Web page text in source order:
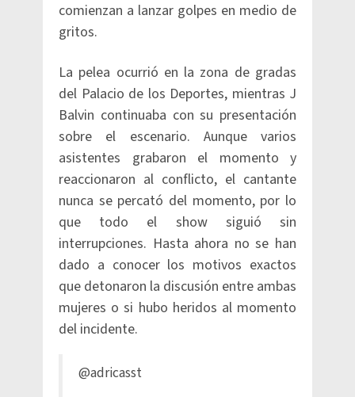
comienzan a lanzar golpes en medio de
gritos.
La pelea ocurrió en la zona de gradas
del Palacio de los Deportes, mientras J
Balvin continuaba con su presentación
sobre el escenario. Aunque varios
asistentes grabaron el momento y
reaccionaron al conflicto, el cantante
nunca se percató del momento, por lo
que todo el show siguió sin
interrupciones. Hasta ahora no se han
dado a conocer los motivos exactos
que detonaron la discusión entre ambas
mujeres o si hubo heridos al momento
del incidente.
@adricasst